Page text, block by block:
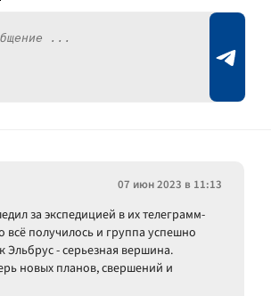
07 июн 2023 в 11:13
за экспедицией в их телеграмм-
всё получилось и группа успешно
Эльбрус - серьезная вершина.
новых планов, свершений и